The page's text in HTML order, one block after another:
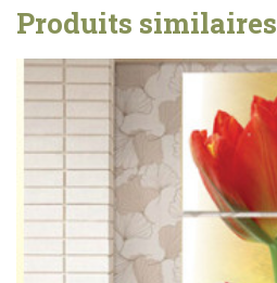
Produits similaires